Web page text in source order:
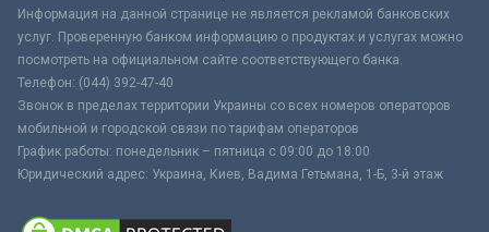
Информация на данной странице не является рекламой банковских
услуг. Проверенную банком информацию о продуктах и услугах можно
посмотреть на официальном сайте соответствующего банка.
Телефон: (044) 392-47-40
Звонок в пределах территории Украины со всех номеров операторов
мобильной и городской связи по тарифам операторов
График работы: понедельник – пятница с 09:00 до 18:00
Юридический адрес: Украина, Киев, Вадима Гетьмана, 1-Б, 3-й этаж